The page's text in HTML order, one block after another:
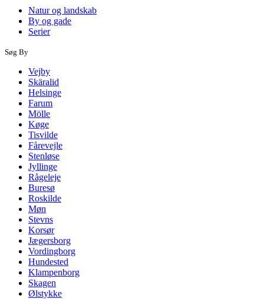
Natur og landskab
By og gade
Serier
Søg By
Vejby
Skäralid
Helsinge
Farum
Mölle
Køge
Tisvilde
Fårevejle
Stenløse
Jyllinge
Rågeleje
Buresø
Roskilde
Møn
Stevns
Korsør
Jægersborg
Vordingborg
Hundested
Klampenborg
Skagen
Ølstykke